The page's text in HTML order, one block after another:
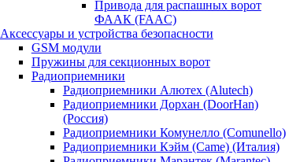
Привода для распашных ворот
ФААК (FAAC)
Аксессуары и устройства безопасности
GSM модули
Пружины для секционных ворот
Радиоприемники
Радиоприемники Алютех (Alutech)
Радиоприемники Дорхан (DoorHan)
(Россия)
Радиоприемники Комунелло (Comunello)
Радиоприемники Кэйм (Came) (Италия)